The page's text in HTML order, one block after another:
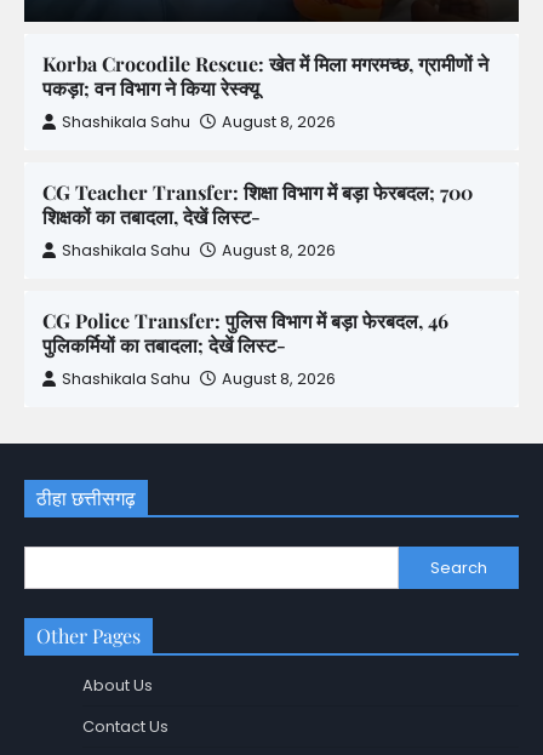
Korba Crocodile Rescue: खेत में मिला मगरमच्छ, ग्रामीणों ने
पकड़ा; वन विभाग ने किया रेस्क्यू
Shashikala Sahu August 8, 2026
CG Teacher Transfer: शिक्षा विभाग में बड़ा फेरबदल; 700
शिक्षकों का तबादला, देखें लिस्ट-
Shashikala Sahu August 8, 2026
CG Police Transfer: पुलिस विभाग में बड़ा फेरबदल, 46
पुलिकर्मियों का तबादला; देखें लिस्ट-
Shashikala Sahu August 8, 2026
ठीहा छत्तीसगढ़
Search
Other Pages
About Us
Contact Us